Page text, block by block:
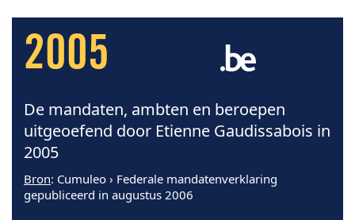
2005
De mandaten, ambten en beroepen
uitgeoefend door Etienne Gaudissabois in
2005
Bron: Cumuleo › Federale mandatenverklaring
gepubliceerd in augustus 2006